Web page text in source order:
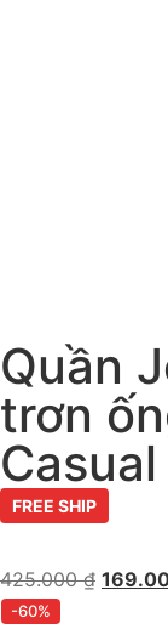
Quần
trơn
FREE SHIP
425.000₫
-60%